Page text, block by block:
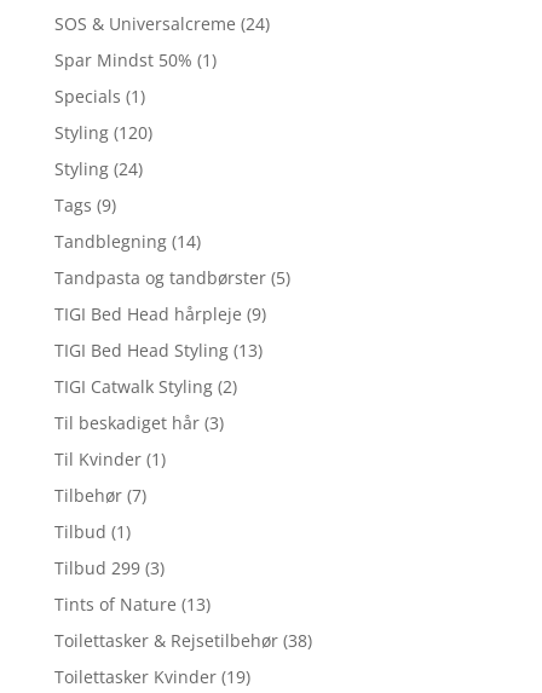
SOS & Universalcreme (24)
Spar Mindst 50% (1)
Specials (1)
Styling (120)
Styling (24)
Tags (9)
Tandblegning (14)
Tandpasta og tandbørster (5)
TIGI Bed Head hårpleje (9)
TIGI Bed Head Styling (13)
TIGI Catwalk Styling (2)
Til beskadiget hår (3)
Til Kvinder (1)
Tilbehør (7)
Tilbud (1)
Tilbud 299 (3)
Tints of Nature (13)
Toilettasker & Rejsetilbehør (38)
Toilettasker Kvinder (19)